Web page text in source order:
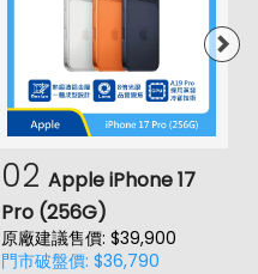
02 Apple iPhone 17
Pro (256G)
原廠建議售價: $39,900
門市破盤價: $36,790